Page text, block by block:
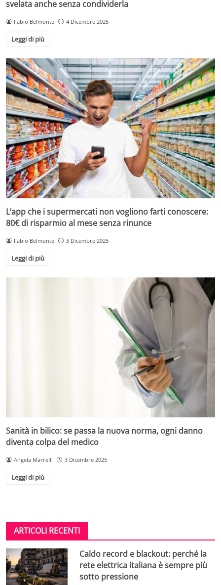
svelata anche senza condividerla
Fabio Belmonte 4 Dicembre 2025
Leggi di più
L’app che i supermercati non vogliono farti conoscere:
80€ di risparmio al mese senza rinunce
Fabio Belmonte 3 Dicembre 2025
Leggi di più
Sanità in bilico: se passa la nuova norma, ogni danno
diventa colpa del medico
Angela Marrelli 3 Dicembre 2025
Leggi di più
ARTICOLI RECENTI
Caldo record e blackout: perché la
rete elettrica italiana è sempre più
sotto pressione